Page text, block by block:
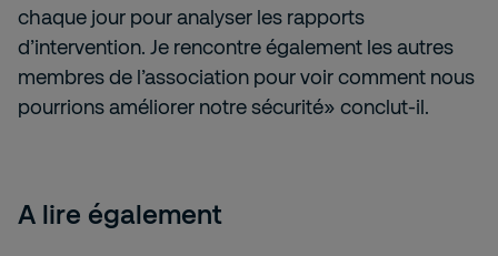
chaque jour pour analyser les rapports
d’intervention. Je rencontre également les autres
membres de l’association pour voir comment nous
pourrions améliorer notre sécurité» conclut-il.
A lire également